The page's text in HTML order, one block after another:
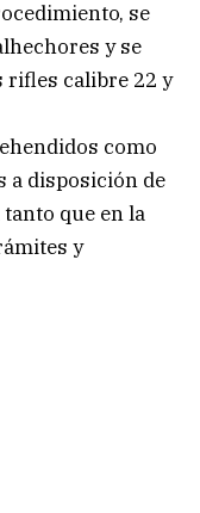
se
y se
rifles calibre 22 y
como
a disposición de
que en la
y